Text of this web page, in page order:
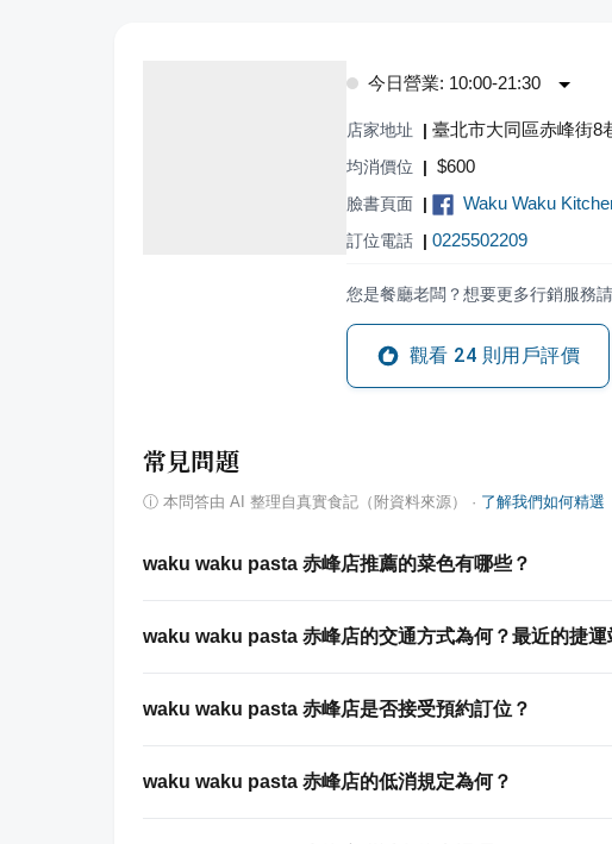
今日營業: 10:00-21:30
店家地址 | 臺北市大同區赤峰街8
均消價位 | $600
臉書頁面 | Waku Waku
訂位電話 | 0225502209
您是餐廳老闆？想要更多行銷服務
觀看 24 則用戶評價
常見問題
ⓘ 本問答由 AI 整理自真實食記（附資料來源） · 了解我們如何精選
waku waku pasta 赤峰店推薦的菜色有哪些？
waku waku pasta 赤峰店的交通方式為何？最近的捷運
waku waku pasta 赤峰店是否接受預約訂位？
waku waku pasta 赤峰店的低消規定為何？